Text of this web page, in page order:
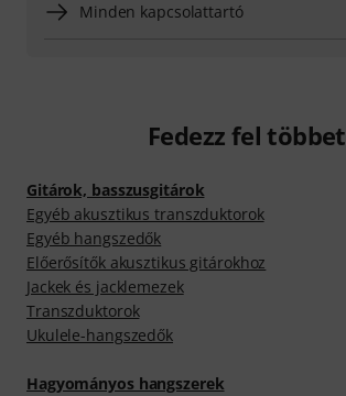
Minden kapcsolattartó
Fedezz fel többet
Gitárok, basszusgitárok
Egyéb akusztikus transzduktorok
Egyéb hangszedők
Előerősítők akusztikus gitárokhoz
Jackek és jacklemezek
Transzduktorok
Ukulele-hangszedők
Hagyományos hangszerek